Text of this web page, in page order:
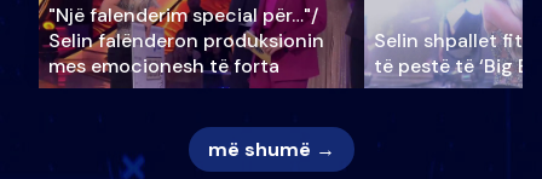
"Një falenderim special për…"/
Selin falënderon produksionin
mes emocionesh të forta
Selin shpallet
të pestë të ‘Big
më shumë →